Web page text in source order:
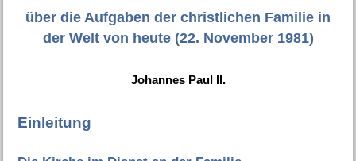
über die Aufgaben der christlichen Familie in
der Welt von heute (22. November 1981)
Johannes Paul II.
Einleitung